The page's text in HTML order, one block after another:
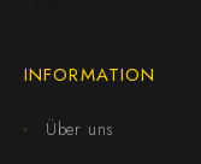
INFORMATION
Über uns